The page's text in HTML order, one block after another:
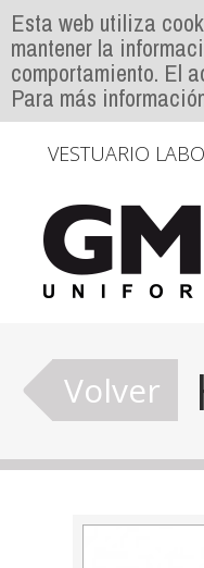
Esta web utiliza
mantener la
comportamiento. El
Para más
VESTUARIO
Volver